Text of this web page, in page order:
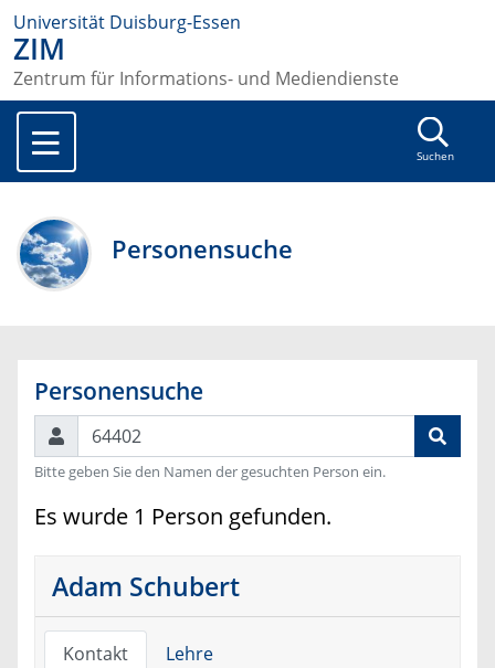
Universität Duisburg-Essen
ZIM
Zentrum für Informations- und Mediendienste
Suchen
Personensuche
Personensuche
Suchen
Bitte geben Sie den Namen der gesuchten Person ein.
Es wurde 1 Person gefunden.
Adam Schubert
Kontakt Lehre